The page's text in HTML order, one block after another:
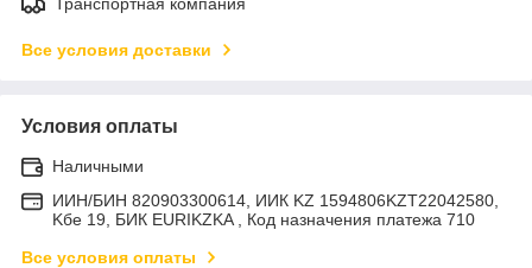
Все условия доставки
Условия оплаты
Наличными
ИИН/БИН 820903300614, ИИК KZ 1594806KZT22042580,
Kбе 19, БИК EURIKZKA , Код назначения платежа 710
Все условия оплаты